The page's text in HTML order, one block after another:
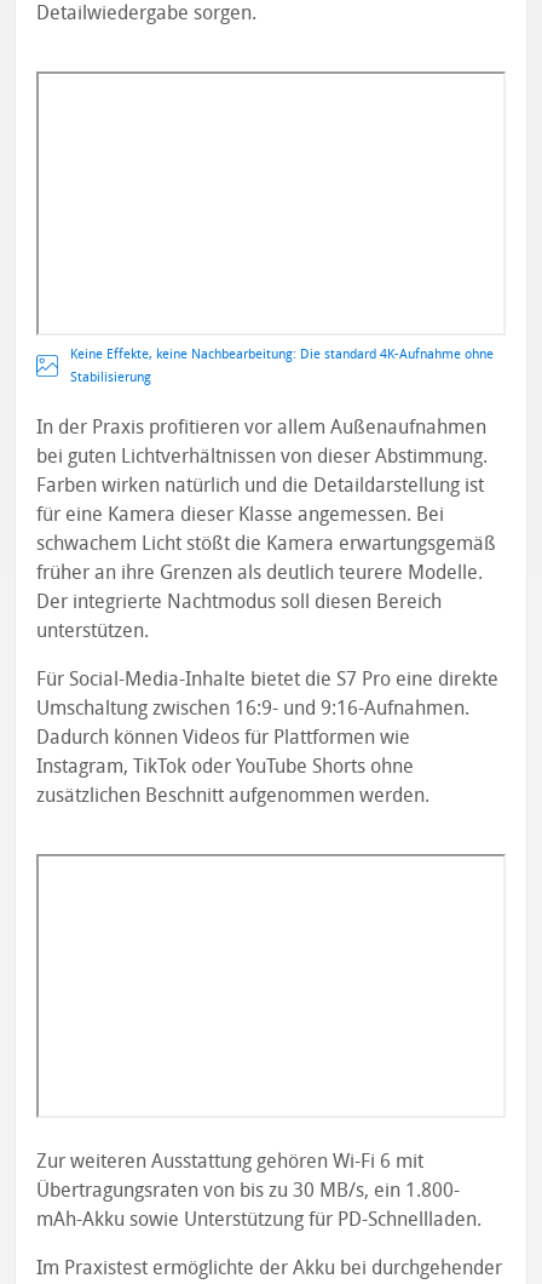
Detailwiedergabe sorgen.
Keine Effekte, keine Nachbearbeitung: Die standard 4K-Aufnahme ohne
Stabilisierung
In der Praxis profitieren vor allem Außenaufnahmen
bei guten Lichtverhältnissen von dieser Abstimmung.
Farben wirken natürlich und die Detaildarstellung ist
für eine Kamera dieser Klasse angemessen. Bei
schwachem Licht stößt die Kamera erwartungsgemäß
früher an ihre Grenzen als deutlich teurere Modelle.
Der integrierte Nachtmodus soll diesen Bereich
unterstützen.
Für Social-Media-Inhalte bietet die S7 Pro eine direkte
Umschaltung zwischen 16:9- und 9:16-Aufnahmen.
Dadurch können Videos für Plattformen wie
Instagram, TikTok oder YouTube Shorts ohne
zusätzlichen Beschnitt aufgenommen werden.
Zur weiteren Ausstattung gehören Wi-Fi 6 mit
Übertragungsraten von bis zu 30 MB/s, ein 1.800-
mAh-Akku sowie Unterstützung für PD-Schnellladen.
Im Praxistest ermöglichte der Akku bei durchgehender